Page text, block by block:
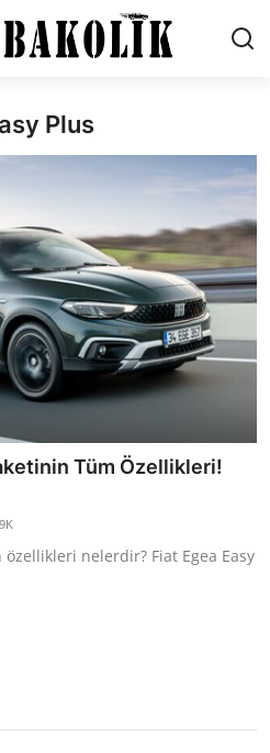
Plus
Tüm Özellikleri!
özellikleri nelerdir? Fiat Egea Easy